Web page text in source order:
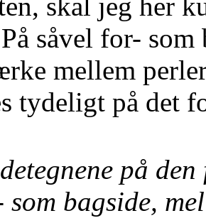
såvel for-
mellem
tydeligt på det
på
som bagside,